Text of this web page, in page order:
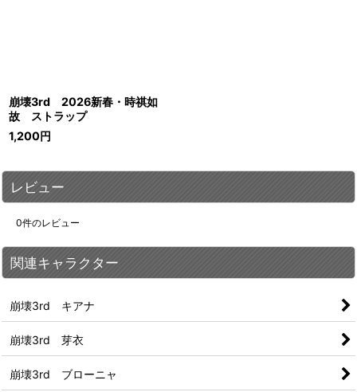
崩壊3rd 2026新春・時祺如
故 ストラップ
1,200円
レビュー
0件のレビュー
関連キャラクター
崩壊3rd キアナ
崩壊3rd 芽衣
崩壊3rd ブローニャ